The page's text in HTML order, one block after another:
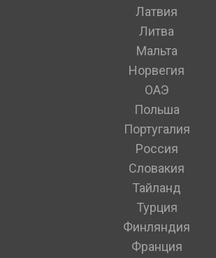
Латвия
Литва
Мальта
Норвегия
ОАЭ
Польша
Португалия
Россия
Словакия
Тайланд
Турция
Финляндия
Франция